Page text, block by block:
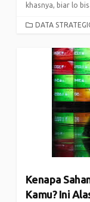
khasnya, biar lo
CATEGORIES
DATA
Kenapa
Kamu? Ini